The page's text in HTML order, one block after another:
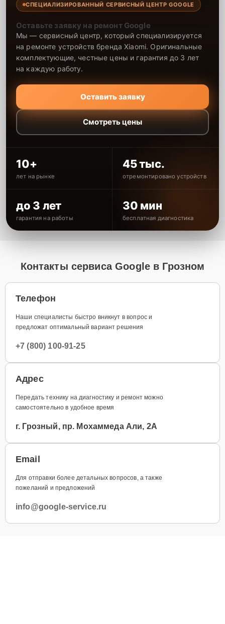
СПЕЦИАЛИЗИРОВАННЫЙ СЕРВИСНЫЙ ЦЕНТР GOOGLE
Оставьте заявку на ремонт Google
Мы — сервисный центр, который специализируется
на ремонте устройств бренда Xiaomi. Оригинальные
комплектующие, честные цены и гарантия до 3 лет
на каждую работу.
Оставить заявку
Смотреть цены
10+
лет на рынке
45 тыс.
отремонтировано устройств
до 3 лет
гарантия на работы
30 мин
бесплатная диагностика
Контакты сервиса Google в Грозном
Телефон
Наши специалисты быстро вникнут в вопрос и
предложат оптимальный вариант решения
+7 (800) 100-91-25
Адрес
Передать технику на диагностику и ремонт можно
самостоятельно в удобное время
г. Грозный, пр. Мохаммеда Али, 2А
Email
Для отправки более детальных вопросов, а также
пожеланий и предложений
info@google-service.ru